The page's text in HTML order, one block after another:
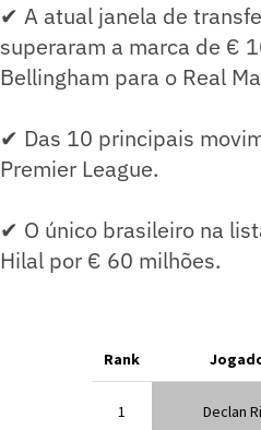
✔ A atual janela de
superaram a marca de €
Bellingham para o Real
✔ Das 10 principais
Premier League.
✔ O único brasileiro na
Hilal por € 60 milhões.